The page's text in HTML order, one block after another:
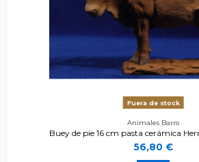
Fuera de stock
Animales Barro
Buey de pie 16 cm pasta cerámica
56,80 €